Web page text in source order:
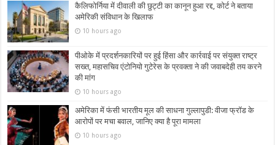
कैलिफोर्निया में दीवाली की छुट्टी का कानून हुआ रद्द, कोर्ट ने बताया
अमेरिकी संविधान के खिलाफ
10 hours ago
पीओके में प्रदर्शनकारियों पर हुई हिंसा और कार्रवाई पर संयुक्त राष्ट्र
सख्त, महासचिव एंटोनियो गुटेरेस के प्रवक्ता ने की जवाबदेही तय करने
की मांग
10 hours ago
अमेरिका में फंसी भारतीय मूल की साधना गुल्लापुडी: वीजा फ्रॉड के
आरोपों पर मचा बवाल, जानिए क्या है पूरा मामला
10 hours ago